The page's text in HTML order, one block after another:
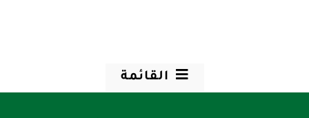
القائمة